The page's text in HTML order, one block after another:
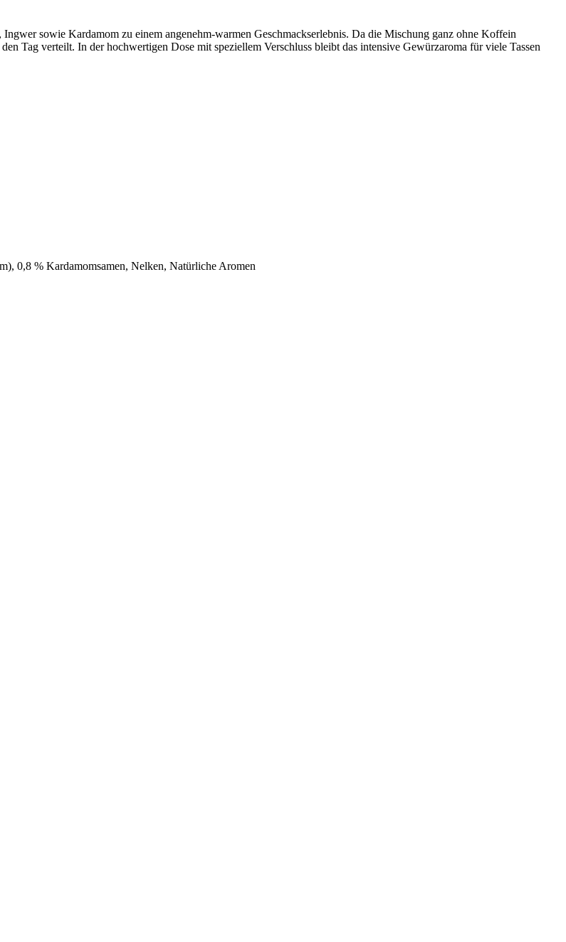
sowie Kardamom zu einem angenehm-warmen Geschmackserlebnis. Da die Mischung ganz ohne Koffein
Tag verteilt. In der hochwertigen Dose mit speziellem Verschluss bleibt das intensive Gewürzaroma für viele Tassen
0,8 % Kardamomsamen, Nelken, Natürliche Aromen